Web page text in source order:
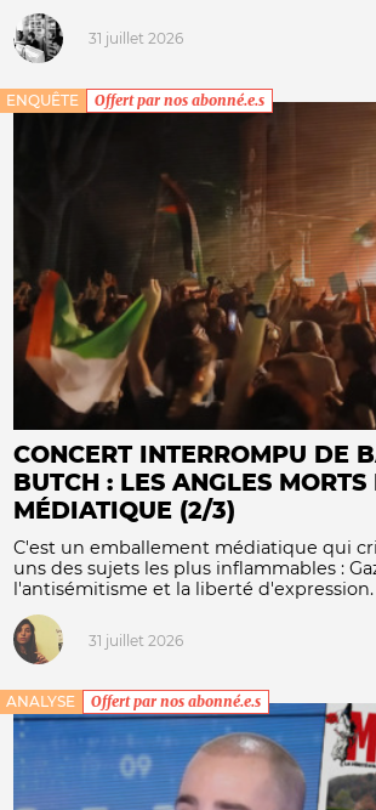
31 juillet 2026
ENQUÊTE Offert par nos abonné.e.s
CONCERT INTERROMPU DE
BUTCH : LES ANGLES
MÉDIATIQUE (2/3)
C'est un emballement médiatique qui
uns des sujets les plus inflammables :
l'antisémitisme et la liberté d'expression.
31 juillet 2026
ANALYSE Offert par nos abonné.e.s